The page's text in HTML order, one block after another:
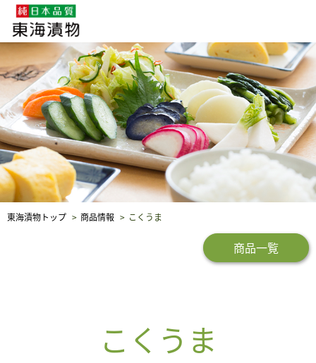
企業・採用情報 社会貢献 品質保証
東海漬物トップ 商品情報 こくうま
商品一覧
こくうま